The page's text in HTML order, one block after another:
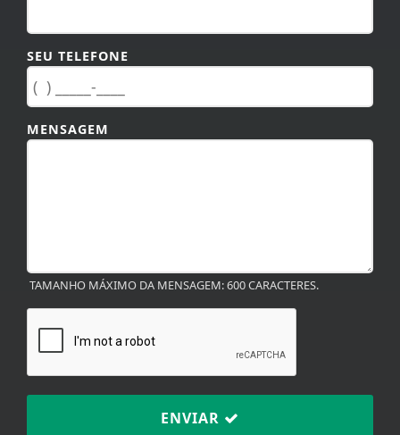
SEU TELEFONE
MENSAGEM
TAMANHO MÁXIMO DA MENSAGEM: 600 CARACTERES.
ENVIAR